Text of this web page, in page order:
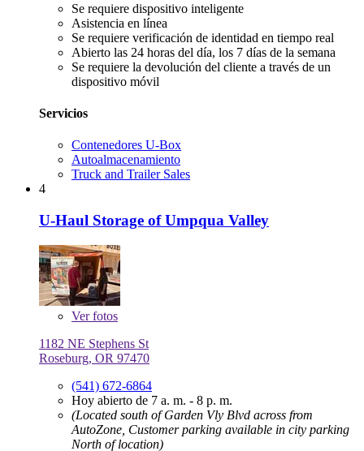
Se requiere dispositivo inteligente
Asistencia en línea
Se requiere verificación de identidad en tiempo real
Abierto las 24 horas del día, los 7 días de la semana
Se requiere la devolución del cliente a través de un
dispositivo móvil
Servicios
Contenedores U-Box
Autoalmacenamiento
Truck and Trailer Sales
4
U-Haul Storage of Umpqua Valley
Verfotos
1182 NE Stephens St
Roseburg, OR 97470
(541) 672-6864
Hoy abierto de 7 a. m. - 8 p. m.
(Located south of Garden Vly Blvd across from
AutoZone, Customer parking available in city parking
North of location)